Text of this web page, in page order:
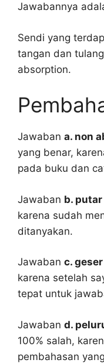
Jawabannya
Sendi yang
tangan dan
absorption.
Jawaban a. non
yang benar,
pada buku dan
Jawaban b. putar
karena sudah
ditanyakan.
Jawaban c. geser
karena setelah
tepat untuk
Jawaban d.
100% salah,
pembahasan